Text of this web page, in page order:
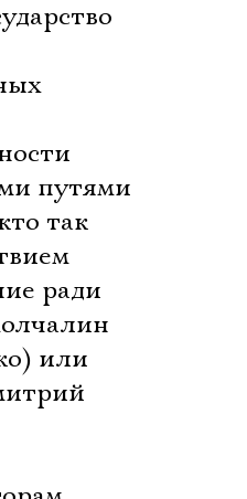
путями 
так
ради
или